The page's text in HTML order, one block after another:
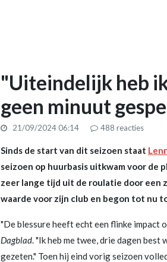
"Uiteindelijk heb
geen minuut
21/09/2024 06:14 488 reacties
Sinds de start van dit seizoen staat
seizoen op huurbasis uitkwam voor de
zeer lange tijd uit de roulatie door een
waarde voor zijn club en begon tot nu
"De blessure heeft echt een flinke impact
Dagblad. "Ik heb me twee, drie dagen best
gezeten." Toen hij eind vorig seizoen